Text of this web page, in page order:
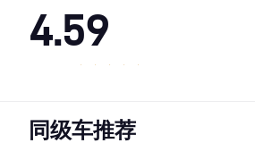
4.59
·内饰表现较为优秀，优于69%同级车
·空间表现较为优秀，优于50%同级车
同级车推荐